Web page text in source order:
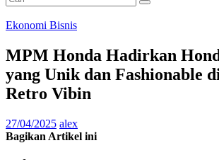
Ekonomi Bisnis
MPM Honda Hadirkan
yang Unik dan Fashionable
Retro Vibin
27/04/2025 alex
Bagikan Artikel ini